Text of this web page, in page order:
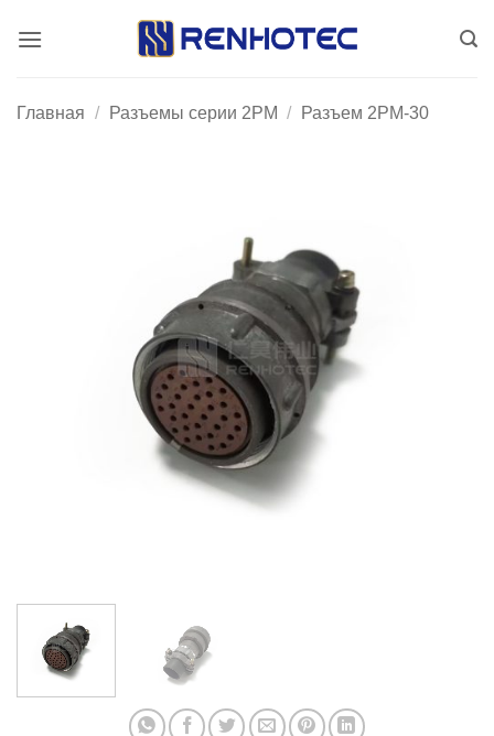
Главная / Разъемы серии 2PM / Разъем 2PM-30